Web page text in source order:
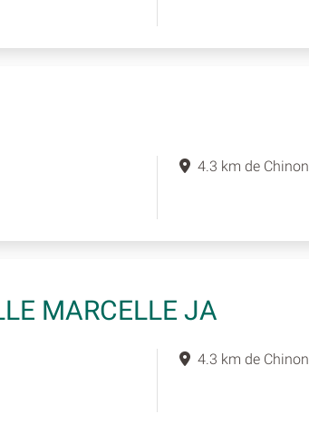
4.3 km de Chinon
MARCELLE JA
4.3 km de Chinon